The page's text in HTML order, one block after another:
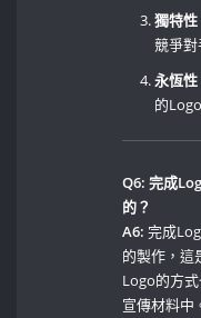
獨特性
競爭
永恆性
的
Q6:‍ 完成
的？
A6: 完成
的製作，這
Logo的方
宣傳材料中